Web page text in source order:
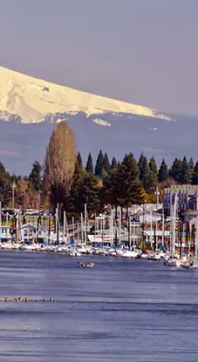
omhoog en omlaag, óf door te